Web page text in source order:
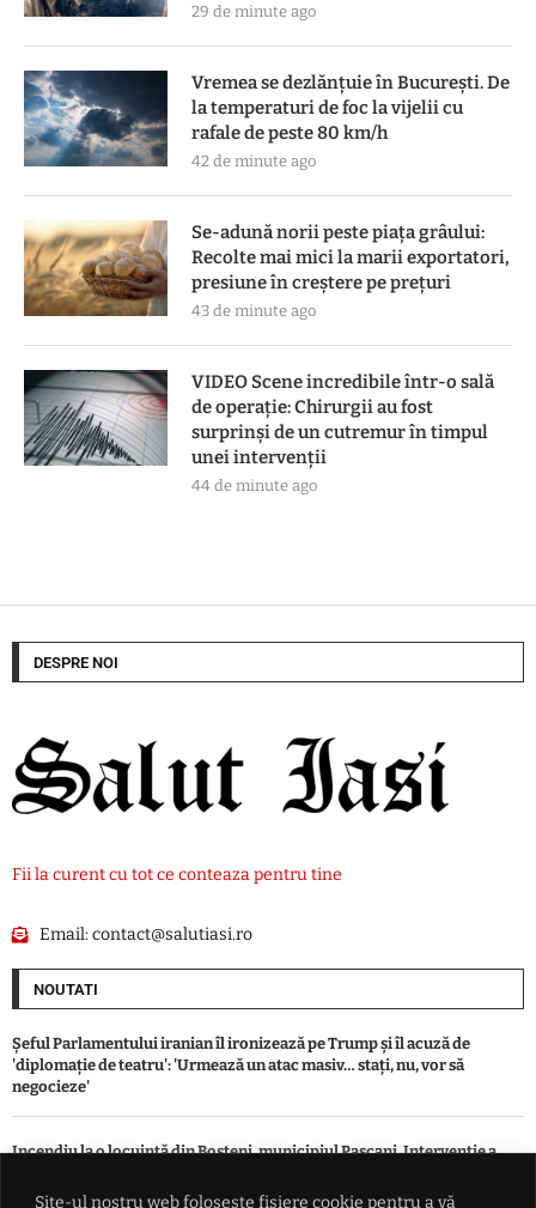
Site-ul nostru web folosește fișiere cookie pentru a vă
29 de minute ago
Vremea se dezlănțuie în București. De
la temperaturi de foc la vijelii cu
rafale de peste 80 km/h
42 de minute ago
Se-adună norii peste piața grâului:
Recolte mai mici la marii exportatori,
presiune în creștere pe prețuri
43 de minute ago
VIDEO Scene incredibile într-o sală
de operație: Chirurgii au fost
surprinși de un cutremur în timpul
unei intervenții
44 de minute ago
DESPRE NOI
Fii la curent cu tot ce conteaza pentru tine
Email:contact@salutiasi.ro
NOUTATI
Șeful Parlamentului iranian îl ironizează pe Trump și îl acuză de
'diplomație de teatru': 'Urmează un atac masiv… stați, nu, vor să
negocieze'
Incendiu la o locuință din Boșteni, municipiul Pașcani. Intervenție a